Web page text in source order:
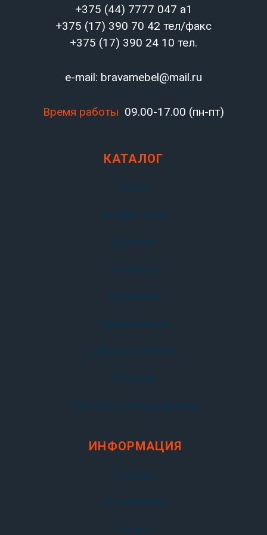
+375 (44) 7777 047 a1
+375 (17) 390 70 42 тел/факс
+375 (17) 390 24 10 тел.
e-mail: bravamebel@mail.ru
Время работы 09.00-17.00 (пн-пт)
КАТАЛОГ
Кухни
Шкафы-купе
Детские
Гостиные
Прихожие
Гардеробные
Офисная мебель
Спальни
Торговое оборудование
ИНФОРМАЦИЯ
Главная
О компании
Услуги